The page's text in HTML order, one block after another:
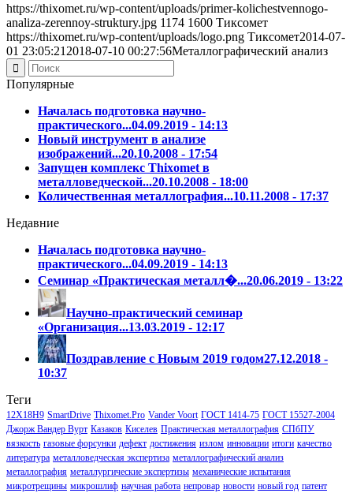
https://thixomet.ru/wp-content/uploads/primer-kolichestvennogo-
analiza-zerennoy-struktury.jpg 1174 1600 Тиксомет
https://thixomet.ru/wp-content/uploads/logo.png Тиксомет2014-07-
01 23:05:21 2018-07-10 00:27:56Металлографический анализ
Популярные
Началась подготовка научно-
практического...04.09.2019 - 14:13
Новый инструмент в анализе
изображений...20.10.2008 - 17:54
Запущен комплекс Thixomet в
металловедческой...20.10.2008 - 18:00
Количественная металлография...10.11.2008 - 17:37
Недавние
Началась подготовка научно-
практического...04.09.2019 - 14:13
Семинар «Практическая металл�...20.06.2019 - 13:22
Научно-практический семинар
«Организация...13.03.2019 - 12:17
Поздравление с Новым 2019 годом27.12.2018 -
10:37
Теги
12Х18Н9 SmartDrive Thixomet.Pro Vander Voort ГОСТ 1414-75 ГОСТ 15527-2004
Джорж Вандер Вурт Казаков Киселев Практическая металлография СПбПУ
вязкость газовые форсунки дефект достижения излом инновации итоги качество
литература металловедческая экспертиза металлографический анализ
металлография металлургические экспертизы механические испытания
микротрещины микрошлиф научная работа непровар новости новый год патент